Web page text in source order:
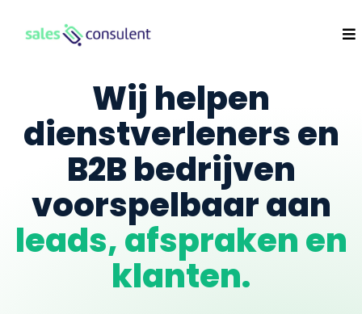
Wij helpen
dienstverleners en
B2B bedrijven
voorspelbaar aan
leads, afspraken en
klanten.